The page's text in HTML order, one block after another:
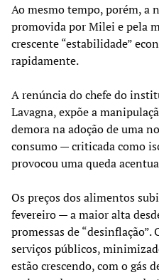
Ao mesmo tempo, porém, a
promovida por Milei e pela
crescente “estabilidade”
rapidamente.
A renúncia do chefe do
Lavagna, expõe a
demora na adoção de uma
consumo — criticada como
provocou uma queda
Os preços dos alimentos
fevereiro — a maior alta
promessas de
serviços públicos,
estão crescendo, com o gás